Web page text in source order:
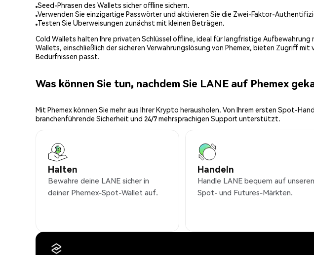
Seed-Phrasen des Wallets sicher offline sichern.
Verwenden Sie einzigartige Passwörter und aktivieren Sie die Zwei-Faktor-
Testen Sie Überweisungen zunächst mit kleinen Beträgen.
Cold Wallets halten Ihre privaten Schlüssel offline, ideal für langfristige
Wallets, einschließlich der sicheren Verwahrungslösung von Phemex, bieten Zugriff
Bedürfnissen passt.
Was können Sie tun, nachdem Sie LANE auf Phemex
Mit Phemex können Sie mehr aus Ihrer Krypto herausholen. Von Ihrem ersten Spot-
branchenführende Sicherheit und 24/7 mehrsprachigen Support unterstützt.
Halten
Bewahre deine LANE sicher in
deiner Phemex-Spot-Wallet auf.
Handeln
Handle LANE bequem auf unseren
Spot- und Futures-Märkten.